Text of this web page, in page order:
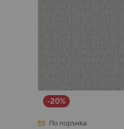
-20%
По поръчка